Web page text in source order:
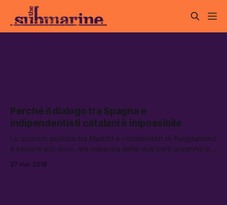
Perché il dialogo tra Spagna e
indipendentisti catalani è impossibile
Lo scontro politico tra Madrid e i sostenitori di Puigdemont
è sempre più duro, ma nessuna delle due parti accenna ad
27 mar 2018